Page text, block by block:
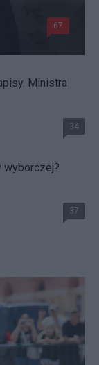
67
Ministra
34
wyborczej?
37